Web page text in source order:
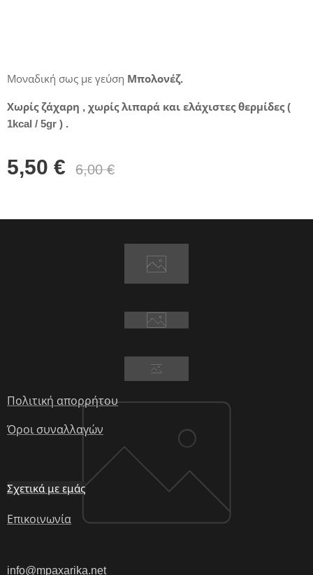
Μοναδική σως με γεύση Μπολονέζ.
Χωρίς ζάχαρη , χωρίς λιπαρά και ελάχιστες θερμίδες (
1kcal / 5gr ) .
5,50 € 6,00€
Πολιτική απορρήτου
Όροι συναλλαγών
Σχετικά με εμάς
Επικοινωνία
info@mpaxarika.net